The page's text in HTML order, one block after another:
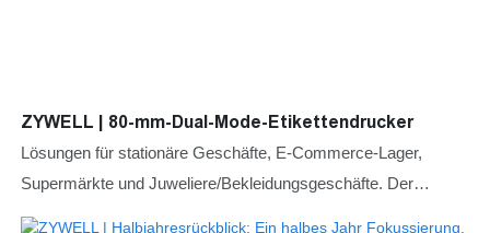
ZYWELL | 80-mm-Dual-Mode-Etikettendrucker
Lösungen für stationäre Geschäfte, E-Commerce-Lager,
Supermärkte und Juweliere/Bekleidungsgeschäfte. Der
ZYWELL ZY-3310 löst Probleme wie langsames Drucken,